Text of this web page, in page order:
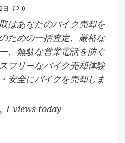
日 0
はあなたのバイク売却を
ための一括査定、厳格な
、無駄な営業電話を防ぐ
フリーなバイク売却体験
安全にバイクを売却しま
, 1 views today